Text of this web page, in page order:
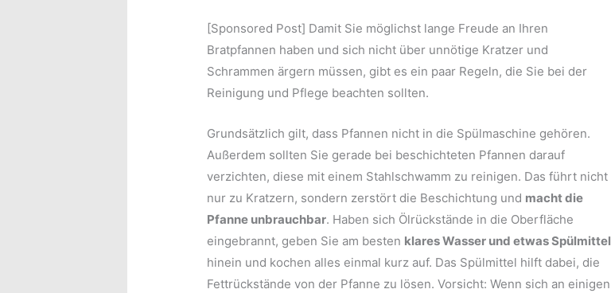
[Sponsored Post] Damit Sie möglichst lange Freude an Ihren
Bratpfannen haben und sich nicht über unnötige Kratzer und
Schrammen ärgern müssen, gibt es ein paar Regeln, die Sie bei der
Reinigung und Pflege beachten sollten.
Grundsätzlich gilt, dass Pfannen nicht in die Spülmaschine gehören.
Außerdem sollten Sie gerade bei beschichteten Pfannen darauf
verzichten, diese mit einem Stahlschwamm zu reinigen. Das führt nicht
nur zu Kratzern, sondern zerstört die Beschichtung und macht die
Pfanne unbrauchbar. Haben sich Ölrückstände in die Oberfläche
eingebrannt, geben Sie am besten klares Wasser und etwas Spülmittel
hinein und kochen alles einmal kurz auf. Das Spülmittel hilft dabei, die
Fettrückstände von der Pfanne zu lösen. Vorsicht: Wenn sich an einigen